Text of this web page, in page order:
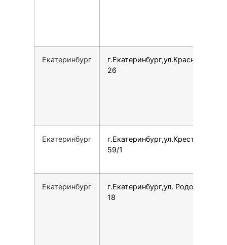
Екатеринбург
г.Екатеринбург,ул.Краснолесья,
26
Екатеринбург
г.Екатеринбург,ул.Крестинского,
59/1
Екатеринбург
г.Екатеринбург,ул. Родонитовая,
18